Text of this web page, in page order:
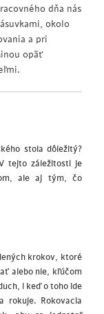
dňa nás
okolo
a pri
opäť
stola dôležitý?
tejto záležitosti je
ale aj tým, čo
krokov, ktoré
alebo nie, kľúčom
i keď o toho ide
rokuje. Rokovacia